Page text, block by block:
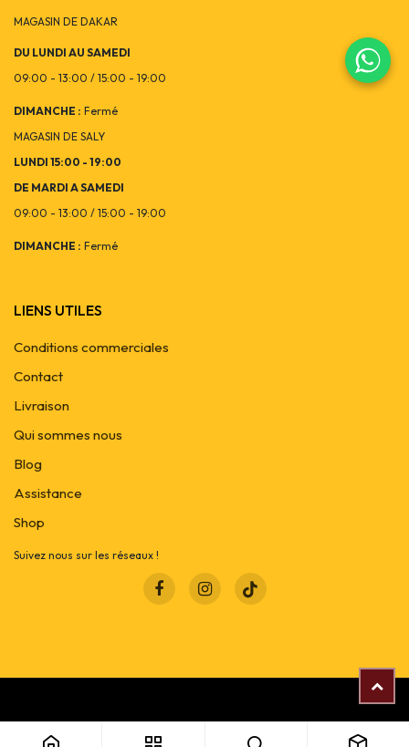
MAGASIN DE DAKAR
DU LUNDI AU SAMEDI
09:00 - 13:00 / 15:00 - 19:00
DIMANCHE : Fermé
MAGASIN DE SALY
LUNDI 15:00 - 19:00
DE MARDI A SAMEDI
09:00 - 13:00 / 15:00 - 19:00
DIMANCHE : Fermé
LIENS UTILES
Conditions commerciales
Contact
Livraison
Qui sommes nous
Blog
Assistance
Shop
Suivez nous sur les réseaux !